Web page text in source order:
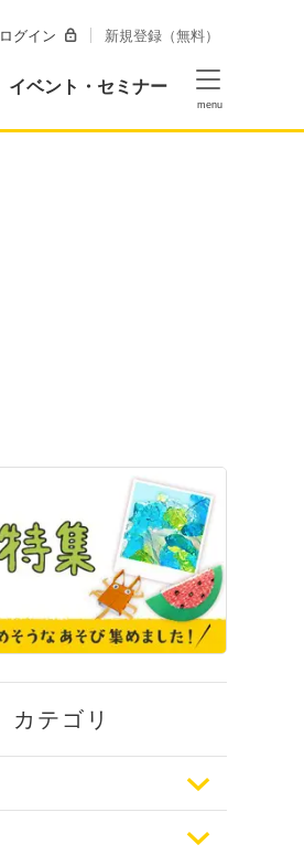
イベント・セミナー
ログイン 新規登録（無料）
カテゴリ